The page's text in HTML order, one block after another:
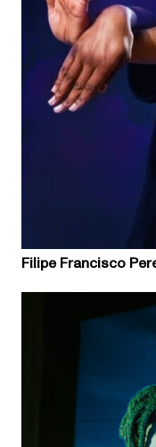
Filipe Francisco